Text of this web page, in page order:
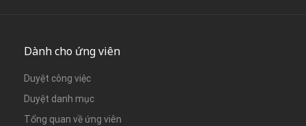
Dành cho ứng viên
Duyệt công việc
Duyệt danh mục
Tổng quan về ứng viên